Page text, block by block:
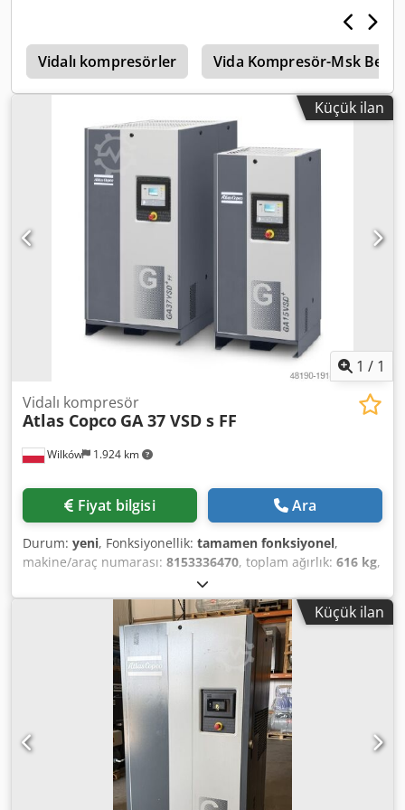
Vidalı kompresörler Vida Kompresör-Msk Ben
Küçük ilan
1 / 1
Wilków 1.924 km
Vidalı kompresör
Atlas Copco GA 37 VSD s FF
Fiyat bilgisi Ara
Durum: yeni, Fonksiyonellik: tamamen fonksiyonel,
makine/araç numarası: 8153336470, toplam ağırlık: 616 kg,
, basınç (min.):
(maks.):13 bar, gürültü seviyesi:67 dB, soğutma tipi:hava,
Tip plakası mevcut, dokümantasyon / kılavuz,
soğutmalı kurutucu, 20 yılı aşkın süredir basınçlı hava
sektöründe uzmanlaşmış bir şirketiz. Şirketimizin sunduğu
profesyonel hizmet seviyesi ve yüksek kaliteli ürünler -
piyasada "kanıtlanmış" - sizinle başarılı bir işbirliğini
garanti eder. YENİ vidalı kompresör Atlas Copco GA37VSDs
FF (dahili kurutuculu değişken hız) sunuyoruz En son
teknolojilere dayalı olarak üretilen, daha fazla verimlilik ve
performansa dönüşen frekans konvertörü (inverter) ile
donatılmış makine: GA VSD serisinin önceki modellerine
Küçük ilan